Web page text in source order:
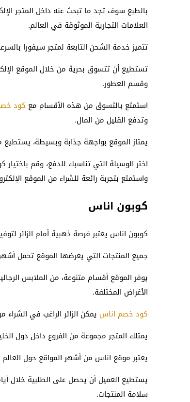
بالطبع سوف تجد ما تبحث عنه داخل المتجر
العلامات التجارية الموثوقة في العالم.
تتميز خدمة الشحن التابعة لمتجر سيفورا
تستطيع أن تتسوق بحرية من خلال الموقع
وقسم العطور.
استمتع بالتسوق من هذه الأقسام مع كود
وتدفع القليل من المال.
يمتاز الموقع بواجهة جذابة وبسيطة، يستطيع
اختر الوسيلة التي تناسبك للدفع، وقم
واستمتع بتجربة رائعة للشراء من الموقع
كوبون اناس
كوبون اناس يعتبر فرصة ذهبية أمام الزائر
جميع المنتجات التي يعرضها الموقع تحمل
يوفر الموقع أقسام متنوعة، من الملابس
الأغراض المختلفة.
كود خصم اناس يمكن الزائر الراغب في
يمتلك المتجر مجموعة من الفروع داخل دول
يعتبر موقع اناس من أشهر المواقع حول العالم
يستطيع العميل أن يحصل على الطلبية خلال
سلامة المنتجات.